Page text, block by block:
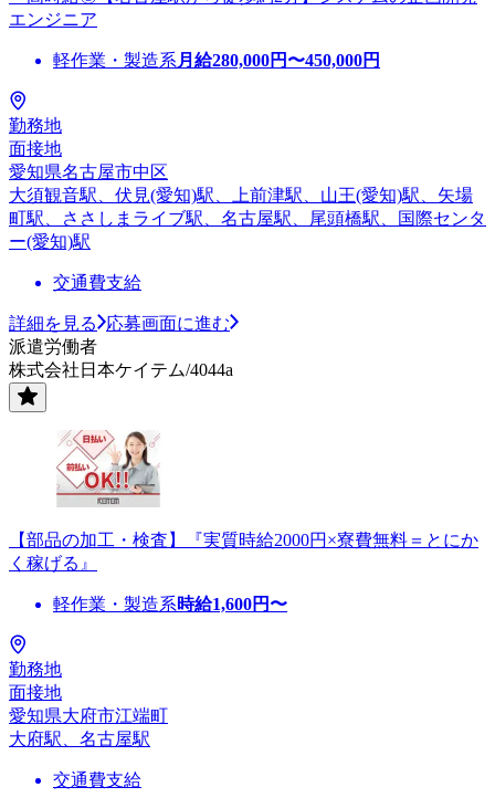
エンジニア
軽作業・製造系 月給280,000円〜450,000円
勤務地
面接地
愛知県名古屋市中区
大須観音駅、伏見(愛知)駅、上前津駅、山王(愛知)駅、矢場
町駅、ささしまライブ駅、名古屋駅、尾頭橋駅、国際センタ
ー(愛知)駅
交通費支給
詳細を見る
応募画面に進む
派遣労働者
株式会社日本ケイテム/4044a
【部品の加工・検査】『実質時給2000円×寮費無料＝とにか
く稼げる』
軽作業・製造系時給1,600円〜
勤務地
面接地
愛知県大府市江端町
大府駅、名古屋駅
交通費支給